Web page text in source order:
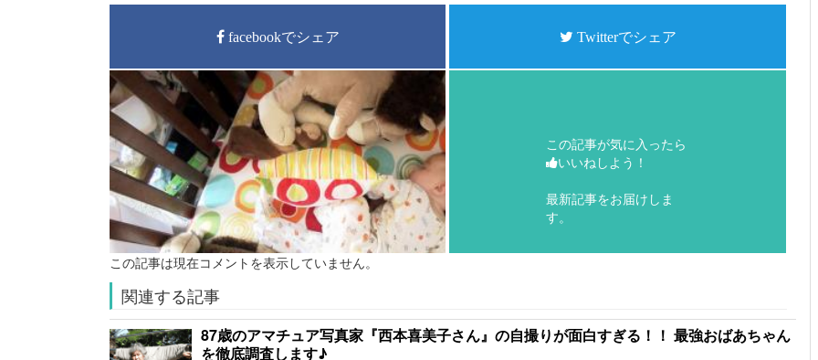
facebookでシェア Twitterでシェア
この記事が気に入ったら
いいねしよう！
最新記事をお届けしま
す。
この記事は現在コメントを表示していません。
関連する記事
87歳のアマチュア写真家『西本喜美子さん』の自撮りが面白すぎる！！ 最強おばあちゃん
を徹底調査します♪